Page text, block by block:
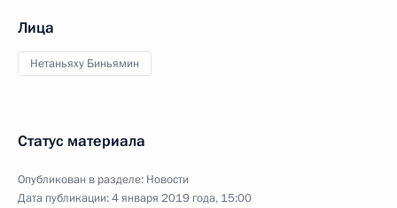
Лица
Нетаньяху Биньямин
Статус материала
Опубликован в разделе: Новости
Дата публикации:4 января 2019 года, 15:00